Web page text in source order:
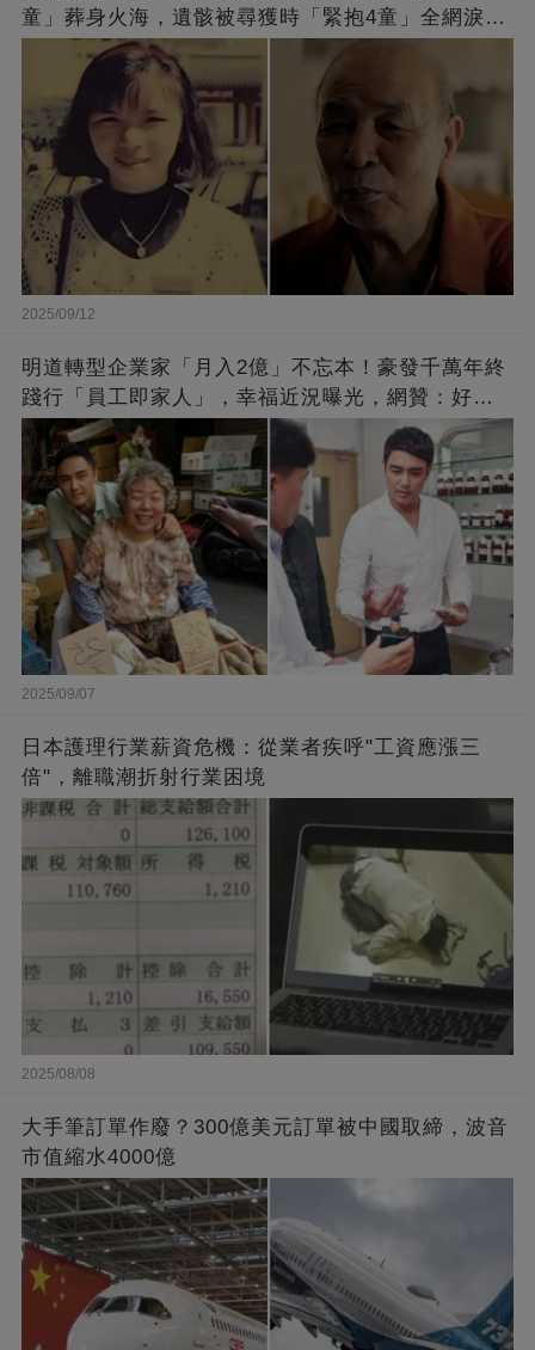
童」葬身火海，遺骸被尋獲時「緊抱4童」全網淚
崩：真正的英雄不該被遺忘
2025/09/12
明道轉型企業家「月入2億」不忘本！豪發千萬年終
踐行「員工即家人」，幸福近況曝光，網贊：好老
闆的福報
2025/09/07
日本護理行業薪資危機：從業者疾呼"工資應漲三
倍"，離職潮折射行業困境
2025/08/08
大手筆訂單作廢？300億美元訂單被中國取締，波音
市值縮水4000億